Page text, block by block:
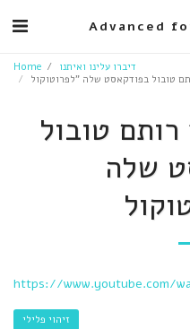
Advanced
Home
דיברו עלינו ואיתנו
טובול
שלה
https://www.youtube.com/
זיהוי פלילי